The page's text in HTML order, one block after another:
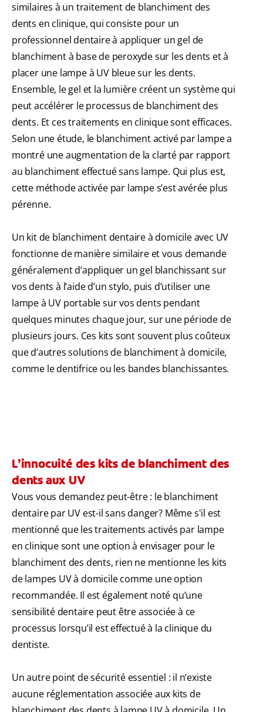
similaires à un traitement de blanchiment des
dents en clinique, qui consiste pour un
professionnel dentaire à appliquer un gel de
blanchiment à base de peroxyde sur les dents et à
placer une lampe à UV bleue sur les dents.
Ensemble, le gel et la lumière créent un système qui
peut accélérer le processus de blanchiment des
dents. Et ces traitements en clinique sont efficaces.
Selon une étude, le blanchiment activé par lampe a
montré une augmentation de la clarté par rapport
au blanchiment effectué sans lampe. Qui plus est,
cette méthode activée par lampe s’est avérée plus
pérenne.
Un kit de blanchiment dentaire à domicile avec UV
fonctionne de manière similaire et vous demande
généralement d’appliquer un gel blanchissant sur
vos dents à l’aide d’un stylo, puis d’utiliser une
lampe à UV portable sur vos dents pendant
quelques minutes chaque jour, sur une période de
plusieurs jours. Ces kits sont souvent plus coûteux
que d’autres solutions de blanchiment à domicile,
comme le dentifrice ou les bandes blanchissantes.
L’innocuité des kits de blanchiment des
dents aux UV
Vous vous demandez peut-être : le blanchiment
dentaire par UV est-il sans danger? Même s'il est
mentionné que les traitements activés par lampe
en clinique sont une option à envisager pour le
blanchiment des dents, rien ne mentionne les kits
de lampes UV à domicile comme une option
recommandée. Il est également noté qu’une
sensibilité dentaire peut être associée à ce
processus lorsqu’il est effectué à la clinique du
dentiste.
Un autre point de sécurité essentiel : il n’existe
aucune réglementation associée aux kits de